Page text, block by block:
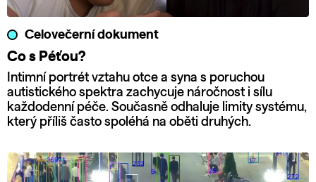
Celovečerní dokument
Co s Péťou?
Intimní portrét vztahu otce a syna s poruchou
autistického spektra zachycuje náročnost i sílu
každodenní péče. Současně odhaluje limity systému,
který příliš často spoléhá na oběti druhých.